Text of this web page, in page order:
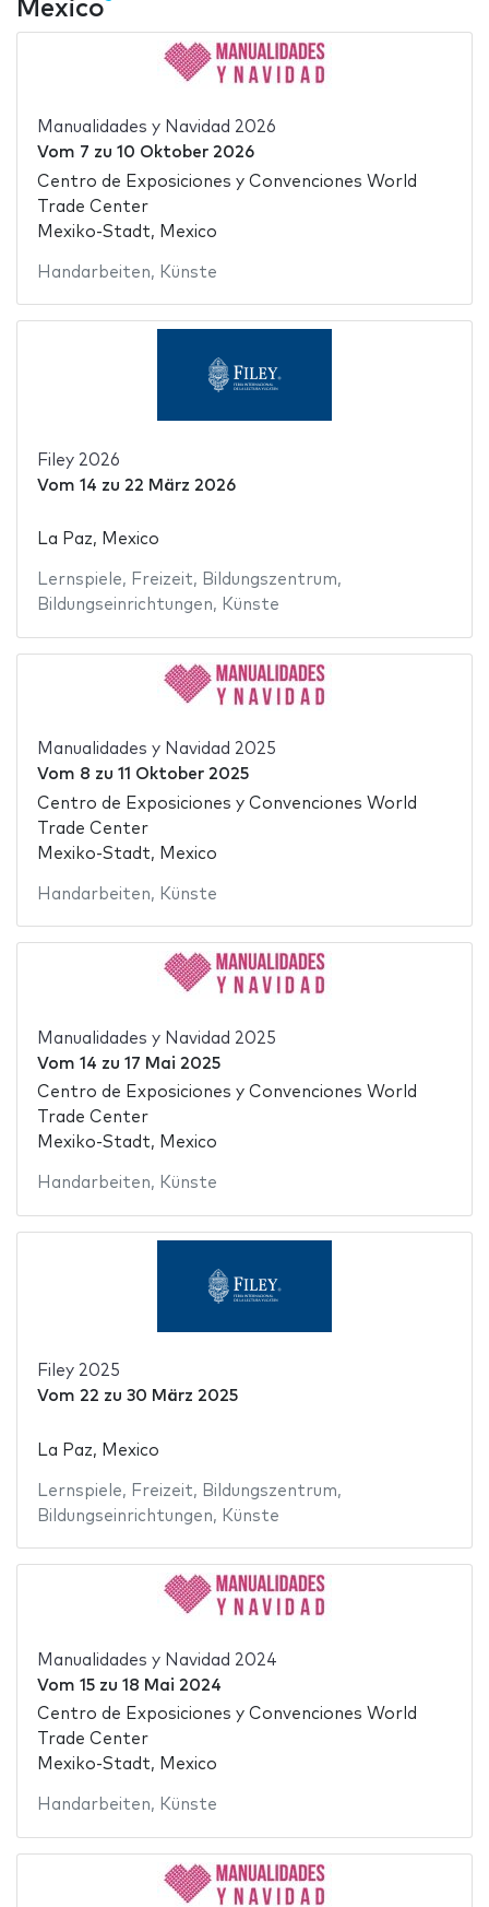
Mexico
Manualidades y Navidad 2026
Vom 7 zu 10 Oktober 2026
Centro de Exposiciones y Convenciones World
Trade Center
Mexiko-Stadt, Mexico
Handarbeiten, Künste
Filey 2026
Vom 14 zu 22 März 2026
La Paz, Mexico
Lernspiele, Freizeit, Bildungszentrum,
Bildungseinrichtungen, Künste
Manualidades y Navidad 2025
Vom 8 zu 11 Oktober 2025
Centro de Exposiciones y Convenciones World
Trade Center
Mexiko-Stadt, Mexico
Handarbeiten, Künste
Manualidades y Navidad 2025
Vom 14 zu 17 Mai 2025
Centro de Exposiciones y Convenciones World
Trade Center
Mexiko-Stadt, Mexico
Handarbeiten, Künste
Filey 2025
Vom 22 zu 30 März 2025
La Paz, Mexico
Lernspiele, Freizeit, Bildungszentrum,
Bildungseinrichtungen, Künste
Manualidades y Navidad 2024
Vom 15zu 18 Mai 2024
Centro de Exposiciones y Convenciones World
Trade Center
Mexiko-Stadt, Mexico
Handarbeiten, Künste